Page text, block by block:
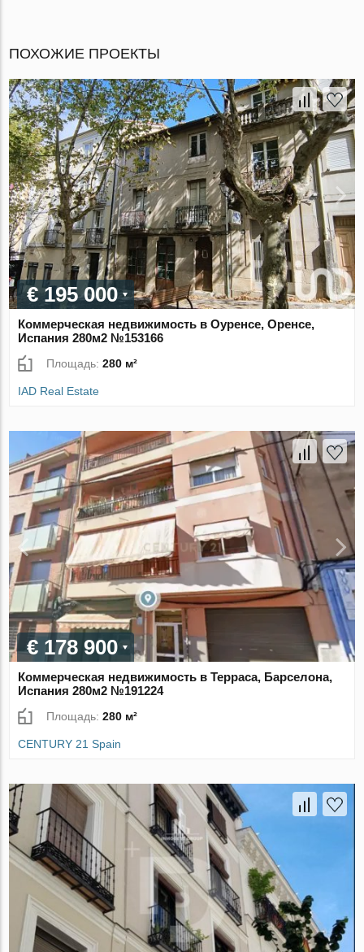
ПОХОЖИЕ ПРОЕКТЫ
€ 195 000
Коммерческая недвижимость в Оуренсе, Оренсе,
Испания 280м2 №153166
Площадь:280 м²
IAD Real Estate
€ 178 900
Коммерческая недвижимость в Терраса, Барселона,
Испания 280м2 №191224
Площадь:280 м²
CENTURY 21 Spain